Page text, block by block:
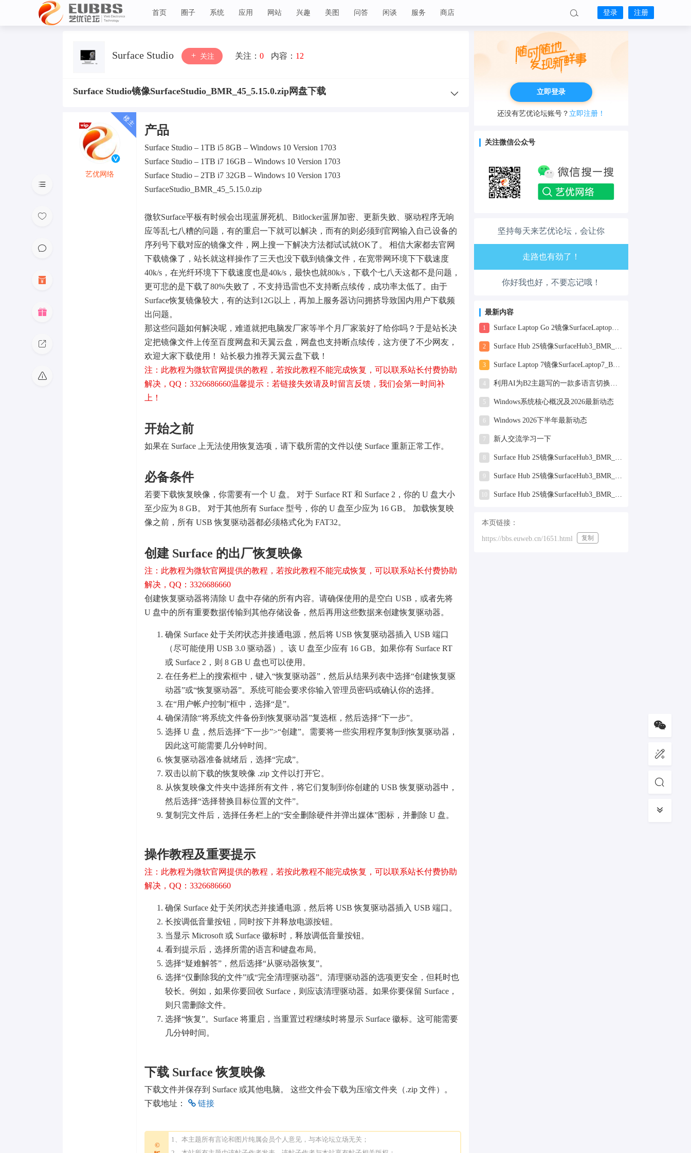
首页 圈子 系统 应用 网站 兴趣 美图 问答 闲谈 服务 商店 登录 注册
Surface Studio 关注 关注： 0 内容： 12
Surface Studio镜像SurfaceStudio_BMR_45_5.15.0.zip网盘下载
艺优网络
产品
Surface Studio – 1TB i5 8GB – Windows 10 Version 1703
Surface Studio – 1TB i7 16GB – Windows 10 Version 1703
Surface Studio – 2TB i7 32GB – Windows 10 Version 1703
SurfaceStudio_BMR_45_5.15.0.zip
微软Surface平板有时候会出现蓝屏死机、Bitlocker蓝屏加密、更新失败、驱动程序无响
应等乱七八糟的问题，有的重启一下就可以解决，而有的则必须到官网输入自己设备的
序列号下载对应的镜像文件，网上搜一下解决方法都试试就OK了。 相信大家都去官网
下载镜像了，站长就这样操作了三天也没下载到镜像文件，在宽带网环境下下载速度
40k/s，在光纤环境下下载速度也是40k/s，最快也就80k/s，下载个七八天这都不是问题，
更可悲的是下载了80%失败了，不支持迅雷也不支持断点续传，成功率太低了。由于
Surface恢复镜像较大，有的达到12G以上，再加上服务器访问拥挤导致国内用户下载频
出问题。
那这些问题如何解决呢，难道就把电脑发厂家等半个月厂家装好了给你吗？于是站长决
定把镜像文件上传至百度网盘和天翼云盘，网盘也支持断点续传，这方便了不少网友，
欢迎大家下载使用！ 站长极力推荐天翼云盘下载！
注：此教程为微软官网提供的教程，若按此教程不能完成恢复，可以联系站长付费协助
解决，QQ：3326686660温馨提示：若链接失效请及时留言反馈，我们会第一时间补
上！
开始之前
如果在 Surface 上无法使用恢复选项，请下载所需的文件以使 Surface 重新正常工作。
必备条件
若要下载恢复映像，你需要有一个 U 盘。 对于 Surface RT 和 Surface 2，你的 U 盘大小
至少应为 8 GB。 对于其他所有 Surface 型号，你的 U 盘至少应为 16 GB。 加载恢复映
像之前，所有 USB 恢复驱动器都必须格式化为 FAT32。
创建 Surface 的出厂恢复映像
注：此教程为微软官网提供的教程，若按此教程不能完成恢复，可以联系站长付费协助
解决，QQ：3326686660
创建恢复驱动器将清除 U 盘中存储的所有内容。请确保使用的是空白 USB，或者先将
U 盘中的所有重要数据传输到其他存储设备，然后再用这些数据来创建恢复驱动器。
确保 Surface 处于关闭状态并接通电源，然后将 USB 恢复驱动器插入 USB 端口
（尽可能使用 USB 3.0 驱动器）。该 U 盘至少应有 16 GB。如果你有 Surface RT
或 Surface 2，则 8 GB U 盘也可以使用。
在任务栏上的搜索框中，键入“恢复驱动器”，然后从结果列表中选择“创建恢复驱
动器”或“恢复驱动器”。系统可能会要求你输入管理员密码或确认你的选择。
在“用户帐户控制”框中，选择“是”。
确保清除“将系统文件备份到恢复驱动器”复选框，然后选择“下一步”。
选择 U 盘，然后选择“下一步”>“创建”。需要将一些实用程序复制到恢复驱动器，
因此这可能需要几分钟时间。
恢复驱动器准备就绪后，选择“完成”。
双击以前下载的恢复映像 .zip 文件以打开它。
从恢复映像文件夹中选择所有文件，将它们复制到你创建的 USB 恢复驱动器中，
然后选择“选择替换目标位置的文件”。
复制完文件后，选择任务栏上的“安全删除硬件并弹出媒体”图标，并删除 U 盘。
操作教程及重要提示
注：此教程为微软官网提供的教程，若按此教程不能完成恢复，可以联系站长付费协助
解决，QQ：3326686660
确保 Surface 处于关闭状态并接通电源，然后将 USB 恢复驱动器插入 USB 端口。
长按调低音量按钮，同时按下并释放电源按钮。
当显示 Microsoft 或 Surface 徽标时，释放调低音量按钮。
看到提示后，选择所需的语言和键盘布局。
选择“疑难解答”，然后选择“从驱动器恢复”。
选择“仅删除我的文件”或“完全清理驱动器”。清理驱动器的选项更安全，但耗时也
较长。例如，如果你要回收 Surface，则应该清理驱动器。如果你要保留 Surface，
则只需删除文件。
选择“恢复”。Surface 将重启，当重置过程继续时将显示 Surface 徽标。这可能需要
几分钟时间。
下载 Surface 恢复映像
下载文件并保存到 Surface 或其他电脑。 这些文件会下载为压缩文件夹（.zip 文件）。
下载地址：
链接
©
1、本主题所有言论和图片纯属会员个人意见，与本论坛立场无关；
立即登录
还没有艺优论坛账号？ 立即注册！
关注微信公众号
坚持每天来艺优论坛，会让你
生活也美好了！
心情也舒畅了！
走路也有劲了！
腰也不酸了！
工作也轻松了！
你好我也好，不要忘记哦！
最新内容
1 Surface Laptop Go 2镜像SurfaceLaptopGo2_BMR_42032_2026.507.11898505.zip网盘下载
2 Surface Hub 2S镜像SurfaceHub3_BMR_155000_2026.420.11870147.zip网盘下载
3 Surface Laptop 7镜像SurfaceLaptop7_BMR_12010_2025.1009.12069254.zip网盘下载
4 利用AI为B2主题写的一款多语言切换插件
5 Windows系统核心概况及2026最新动态
6 Windows 2026下半年最新动态
7 新人交流学习一下
8 Surface Hub 2S镜像SurfaceHub3_BMR_155000_2025.819.11244626.zip网盘下载
9 Surface Hub 2S镜像SurfaceHub3_BMR_155000_2025.319.9959381.zip网盘下载
10 Surface Hub 2S镜像SurfaceHub3_BMR_155000_2024.731.9330938.zip网盘下载
本页链接：
https://bbs.euweb.cn/1651.html 复制